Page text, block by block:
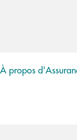
À propos